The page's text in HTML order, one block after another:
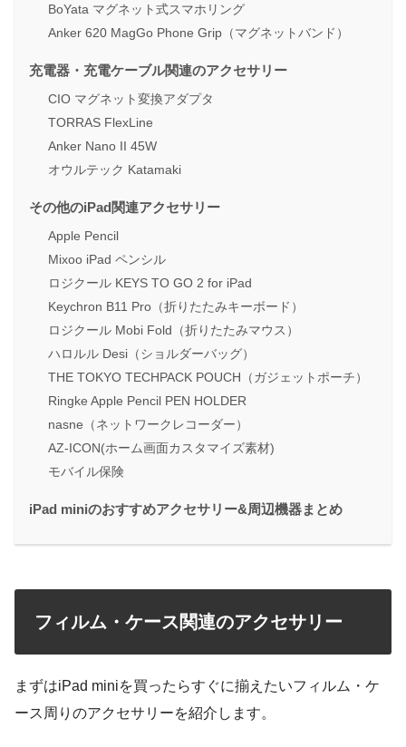
BoYata マグネット式スマホリング
Anker 620 MagGo Phone Grip（マグネットバンド）
充電器・充電ケーブル関連のアクセサリー
CIO マグネット変換アダプタ
TORRAS FlexLine
Anker Nano II 45W
オウルテック Katamaki
その他のiPad関連アクセサリー
Apple Pencil
Mixoo iPad ペンシル
ロジクール KEYS TO GO 2 for iPad
Keychron B11 Pro（折りたたみキーボード）
ロジクール Mobi Fold（折りたたみマウス）
ハロルル Desi（ショルダーバッグ）
THE TOKYO TECHPACK POUCH（ガジェットポーチ）
Ringke Apple Pencil PEN HOLDER
nasne（ネットワークレコーダー）
AZ-ICON(ホーム画面カスタマイズ素材)
モバイル保険
iPad miniのおすすめアクセサリー&周辺機器まとめ
フィルム・ケース関連のアクセサリー
まずはiPad miniを買ったらすぐに揃えたいフィルム・ケ
ース周りのアクセサリーを紹介します。